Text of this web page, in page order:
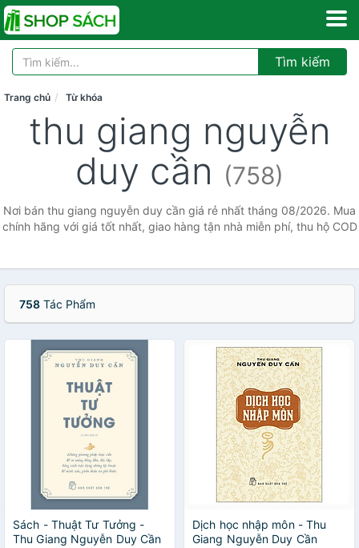
Tìm kiếm
Trang chủ Từ khóa
thu giang nguyễn
duy cần (758)
Nơi bán thu giang nguyễn duy cần giá rẻ nhất tháng 08/2026. Mua
chính hãng với giá tốt nhất, giao hàng tận nhà miễn phí, thu hộ COD
758 Tác Phẩm
Sách - Thuật Tư Tưởng -
Thu Giang Nguyễn Duy Cần
Dịch học nhập môn - Thu
Giang Nguyễn Duy Cần